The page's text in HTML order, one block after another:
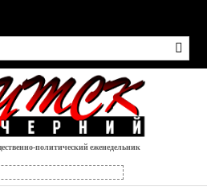
политический еженедельник